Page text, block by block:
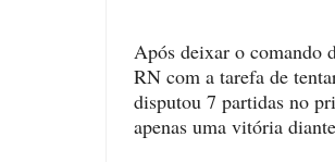
Após deixar o comando
RN com a tarefa de
disputou 7 partidas no
apenas uma vitória